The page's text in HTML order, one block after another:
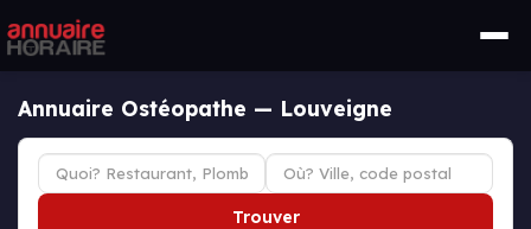
Annuaire Ostéopathe — Louveigne
Trouver